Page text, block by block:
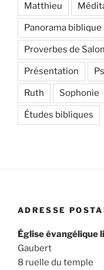
Matthieu
Panorama biblique
Proverbes de
Présentation
Ruth Sophonie
Études bibliques
ADRESSE
Église évangélique
Gaubert
8 ruelle du temple